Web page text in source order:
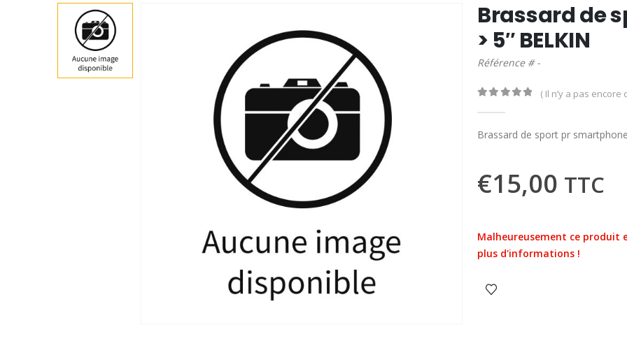
Brassard de
> 5″ BELKIN
Référence # -
( Il n’y a pas encore
Brassard de sport pr
€15,00 TTC
Malheureusement ce produit
plus d'informations !